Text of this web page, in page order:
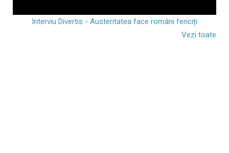
Interviu Divertis - Austeritatea face români fericiți
Vezi toate